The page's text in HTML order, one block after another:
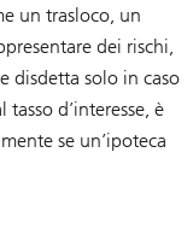
un trasloco, un
dei rischi,
disdetta solo in caso
d’interesse, è
se un’ipoteca